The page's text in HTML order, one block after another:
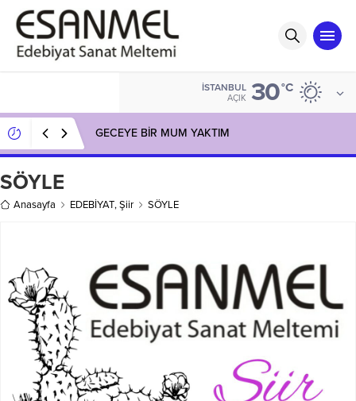
İSTANBUL
AÇIK 30°C
GECEYE BİR MUM YAKTIM
SÖYLE
Anasayfa EDEBİYAT,Şiir SÖYLE